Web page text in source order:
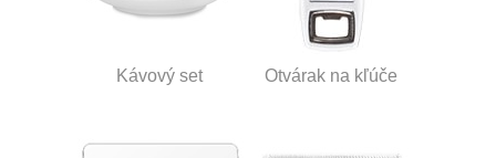
Kávový set Otvárak na kľúče